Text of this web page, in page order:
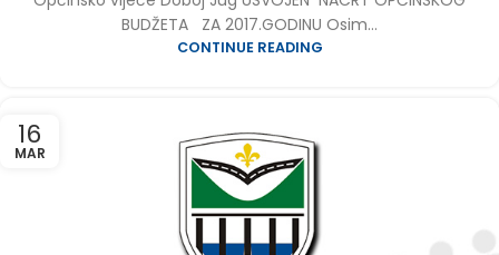
BUDŽETA ZA 2017.GODINU Osim...
CONTINUE READING
16
MAR